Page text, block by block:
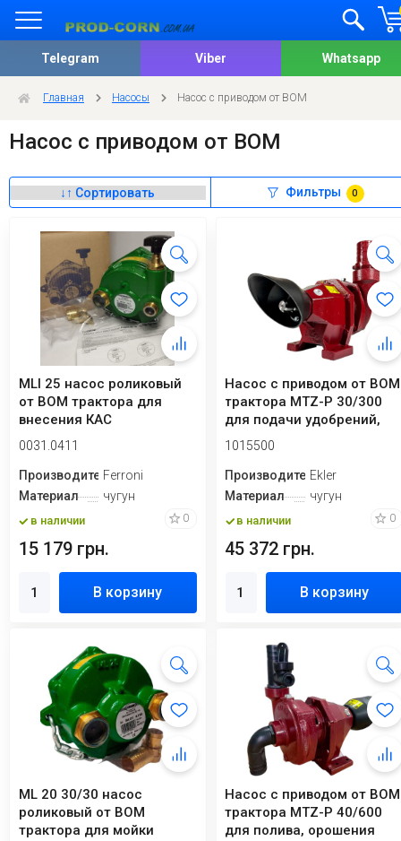
Telegram Viber Whatsapp
Главная Насосы Насос с приводом от ВОМ
Насос с приводом от ВОМ
Фильтры 0
MLI 25 насос роликовый
от ВОМ трактора для
внесения КАС
0031.0411
ПроизводительFerroni
Материал
чугун
в наличии 0
15 179 грн.
В корзину
Насос с приводом от ВОМ
трактора MTZ-P 30/300
для подачи удобрений,
КАС
1015500
ПроизводительEkler
Материал
чугун
в наличии 0
45 372 грн.
В корзину
ML 20 30/30 насос
роликовый от ВОМ
трактора для мойки
Насос с приводом от ВОМ
трактора MTZ-P 40/600
для полива, орошения